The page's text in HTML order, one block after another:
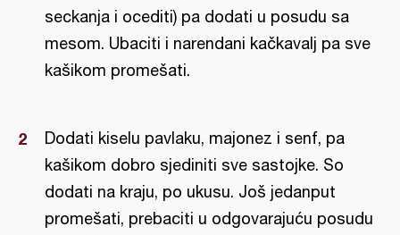
seckanja i ocediti) pa dodati u posudu sa
mesom. Ubaciti i narendani kačkavalj pa sve
kašikom promešati.
Dodati kiselu pavlaku, majonez i senf, pa
kašikom dobro sjediniti sve sastojke. So
dodati na kraju, po ukusu. Još jedanput
promešati, prebaciti u odgovarajuću posudu